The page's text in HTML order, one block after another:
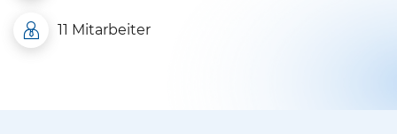
11 Mitarbeiter